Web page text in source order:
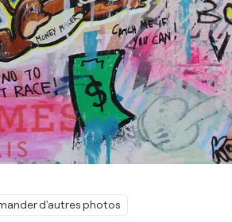
d'autres photos